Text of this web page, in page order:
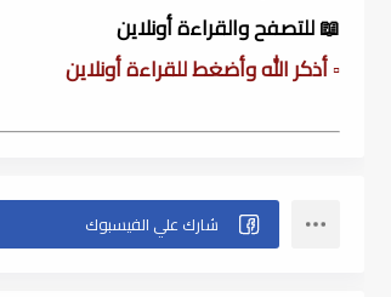
📖 للتصفح والقراءة أونلاين
▫️ أذكر الله وأضغط للقراءة أونلاين